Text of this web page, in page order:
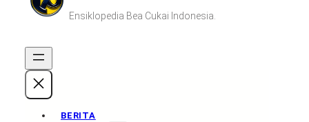
Ensiklopedia Bea Cukai Indonesia.
BERITA